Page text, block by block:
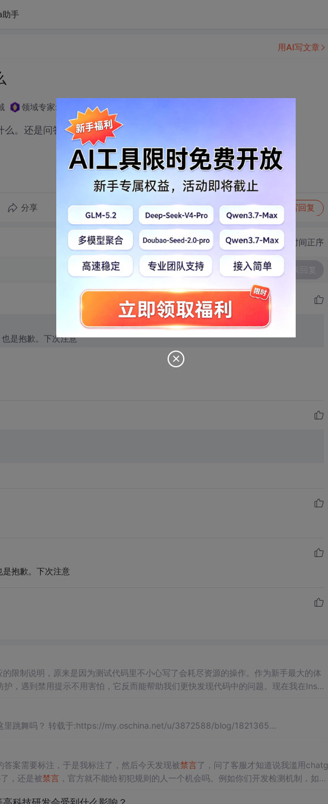
助手
领域专家: 后端开发技术领域
么。还是问答导师。。。
分享 转发到动态 举报 写回复
用AI写文章
切换为时间正序
是抱歉。下次注意
抱歉。下次注意
限制说明，原来是因为测试代码里不小心写了会耗尽资源的操作。作为新手最大的体
，遇到禁用提示不用害怕，它反而能帮助我们更快发现代码中的问题。现在我在InsCo
制，也会看到类似提示，这时平台会给出明确的原因说明。- 尝试在新建项目中重新导
？不让说话来这里跳舞吗？ 转载于:https://my.oschina.net/u/3872588/blog/1821365...
案需要标注，于是我标注了，然后今天发现被禁言了，问了客服才知道说我滥用chatg
，还是被禁言，官方就不能给初犯规则的人一个机会吗。例如你们开发检测机制，如果